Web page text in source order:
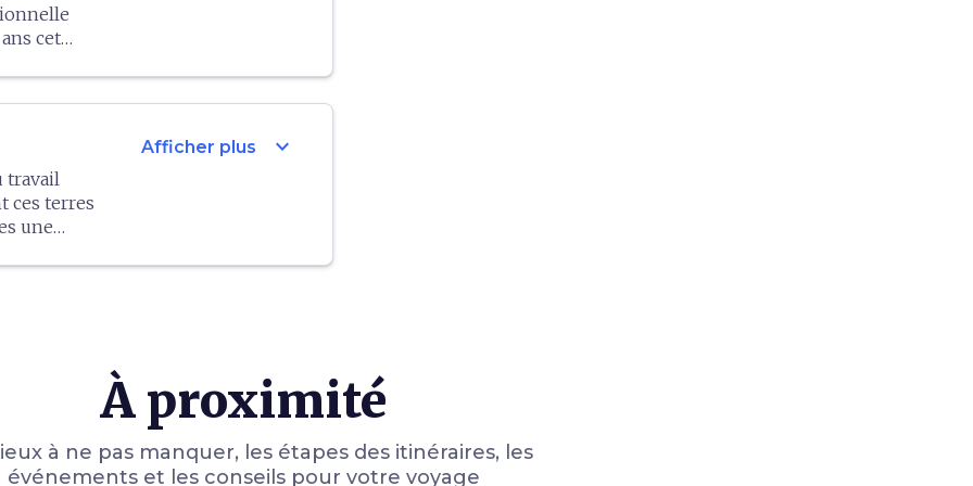
fromage
il vaut la
, qui
est
cet
la
de
travail
ces terres
une
Pisano di
Afficher plus expand_more
À proximité
à ne pas manquer, les étapes des itinéraires, les
événements et les conseils pour votre voyage